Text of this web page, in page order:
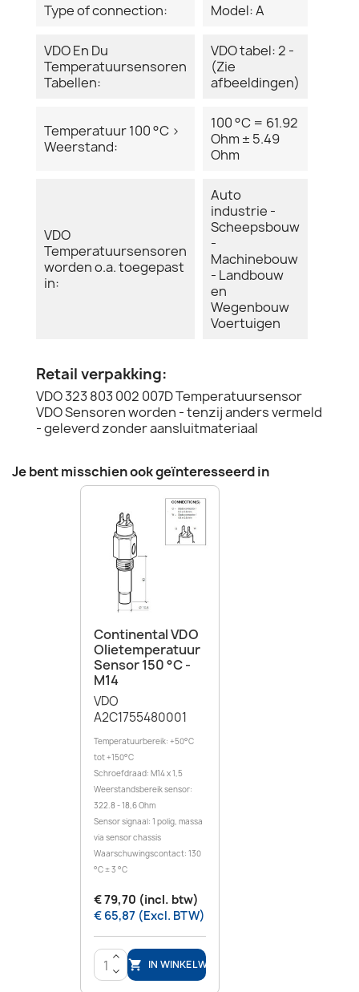
Type of connection: Model: A
VDO En Du
Temperatuursensoren
Tabellen:
VDO tabel: 2 -
(Zie
afbeeldingen)
Temperatuur 100 °C >
Weerstand:
100 °C = 61.92
Ohm ± 5.49
Ohm
VDO
Temperatuursensoren
worden o.a. toegepast
in:
Auto
industrie -
Scheepsbouw
-
Machinebouw
- Landbouw
en
Wegenbouw
Voertuigen
Retail verpakking:
VDO 323 803 002 007D Temperatuursensor
VDO Sensoren worden - tenzij anders vermeld
- geleverd zonder aansluitmateriaal
Je bent misschien ook geïnteresseerd in
Continental VDO
Olietemperatuur
Sensor 150 °C -
M14
VDO
A2C1755480001
Temperatuurbereik: +50°C
tot +150°C
Schroefdraad: M14 x 1,5
Weerstandsbereik sensor:
322.8 - 18,6 Ohm
Sensor signaal: 1 polig, massa
via sensor chassis
Waarschuwingscontact: 130
°C ± 3 °C
€ 79,70 (incl. btw)
€ 65,87 (Excl. BTW)
>
<
 IN WINKELWAGEN